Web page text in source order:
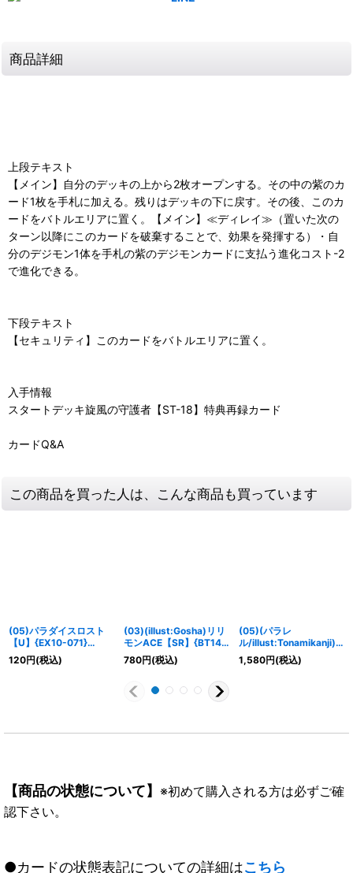
商品詳細
上段テキスト
【メイン】自分のデッキの上から2枚オープンする。その中の紫のカ
ード1枚を手札に加える。残りはデッキの下に戻す。その後、このカ
ードをバトルエリアに置く。【メイン】≪ディレイ≫（置いた次の
ターン以降にこのカードを破棄することで、効果を発揮する）・自
分のデジモン1体を手札の紫のデジモンカードに支払う進化コスト-2
で進化できる。
下段テキスト
【セキュリティ】このカードをバトルエリアに置く。
入手情報
スタートデッキ旋風の守護者【ST-18】特典再録カード
カードQ&A
この商品を買った人は、こんな商品も買っています
(05)パラダイスロスト
【U】{EX10-071}
《多》
120円(税込)
(03)(illust:Gosha)リリ
モンACE【SR】{BT14-
049}《緑》
780円(税込)
(05)(パラレ
ル/illust:Tonamikanji)
ゼニス【R-P】{BT21-
087}《黒》
1,580円(税込)
【商品の状態について】 ※初めて購入される方は必ずご確
認下さい。
●カードの状態表記についての詳細はこちら